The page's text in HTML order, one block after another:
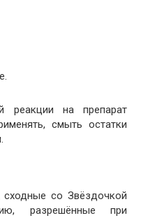
реакции на препарат
смыть остатки
сходные со Звёздочкой
разрешённые при